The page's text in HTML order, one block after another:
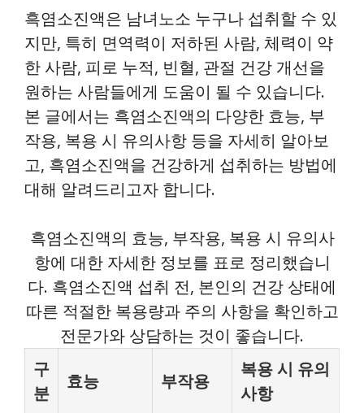
흑염소진액은 남녀노소 누구나 섭취할 수 있
지만, 특히 면역력이 저하된 사람, 체력이 약
한 사람, 피로 누적, 빈혈, 관절 건강 개선을
원하는 사람들에게 도움이 될 수 있습니다.
본 글에서는 흑염소진액의 다양한 효능, 부
작용, 복용 시 유의사항 등을 자세히 알아보
고, 흑염소진액을 건강하게 섭취하는 방법에
대해 알려드리고자 합니다.
흑염소진액의 효능, 부작용, 복용 시 유의사
항에 대한 자세한 정보를 표로 정리했습니
다. 흑염소진액 섭취 전, 본인의 건강 상태에
따른 적절한 복용량과 주의 사항을 확인하고
전문가와 상담하는 것이 좋습니다.
구
분
효능 부작용
복용 시 유의
사항